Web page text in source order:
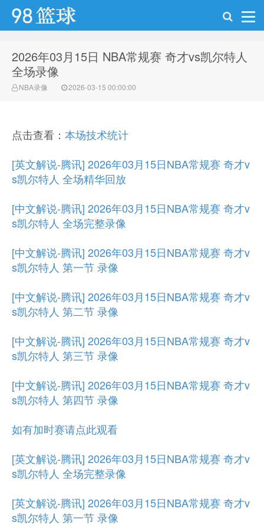
98篮球网
2026年03月15日 NBA常规赛 奇才vs凯尔特人
全场录像
NBA录像 2026-03-15 00:00:00
点击查看： 本场技术统计
[英文解说-腾讯] 2026年03月15日NBA常规赛 奇才v
s凯尔特人 全场精华回放
[中文解说-腾讯] 2026年03月15日NBA常规赛 奇才v
s凯尔特人 全场完整录像
[中文解说-腾讯] 2026年03月15日NBA常规赛 奇才v
s凯尔特人 第一节 录像
[中文解说-腾讯] 2026年03月15日NBA常规赛 奇才v
s凯尔特人 第二节 录像
[中文解说-腾讯] 2026年03月15日NBA常规赛 奇才v
s凯尔特人 第三节 录像
[中文解说-腾讯] 2026年03月15日NBA常规赛 奇才v
s凯尔特人 第四节 录像
如有加时赛请点此观看
[英文解说-腾讯] 2026年03月15日NBA常规赛 奇才v
s凯尔特人 全场完整录像
[英文解说-腾讯] 2026年03月15日NBA常规赛 奇才v
s凯尔特人 第一节 录像